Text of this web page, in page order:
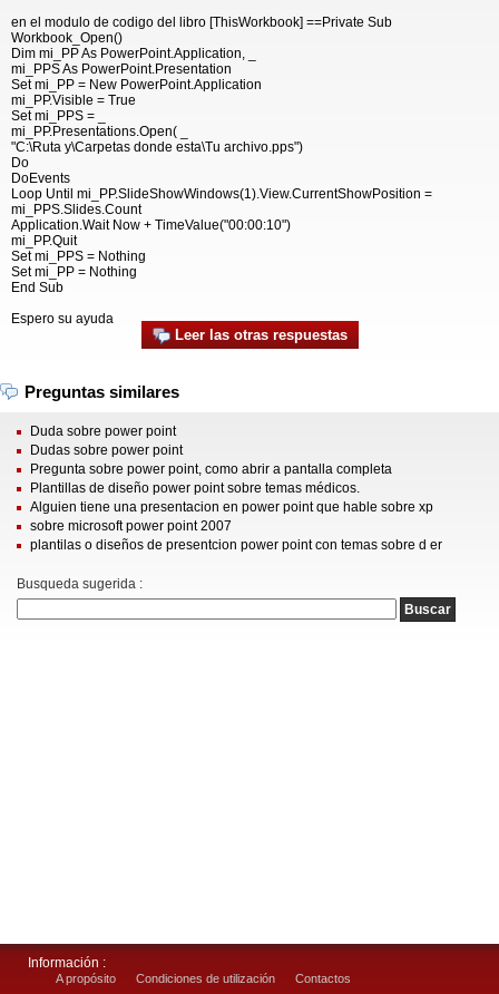
en el modulo de codigo del libro [ThisWorkbook] ==Private Sub
Workbook_Open()
Dim mi_PP As PowerPoint.Application, _
mi_PPS As PowerPoint.Presentation
Set mi_PP = New PowerPoint.Application
mi_PP.Visible = True
Set mi_PPS = _
mi_PP.Presentations.Open( _
"C:\Ruta y\Carpetas donde esta\Tu archivo.pps")
Do
DoEvents
Loop Until mi_PP.SlideShowWindows(1).View.CurrentShowPosition =
mi_PPS.Slides.Count
Application.Wait Now + TimeValue("00:00:10")
mi_PP.Quit
Set mi_PPS = Nothing
Set mi_PP = Nothing
End Sub
Espero su ayuda
Leer las otras respuestas
Preguntas similares
Duda sobre power point
Dudas sobre power point
Pregunta sobre power point, como abrir a pantalla completa
Plantillas de diseño power point sobre temas médicos.
Alguien tiene una presentacion en power point que hable sobre xp
sobre microsoft power point 2007
plantilas o diseños de presentcion power point con temas sobre d er
Busqueda sugerida :
Información :
A propósito Condiciones de utilización Contactos